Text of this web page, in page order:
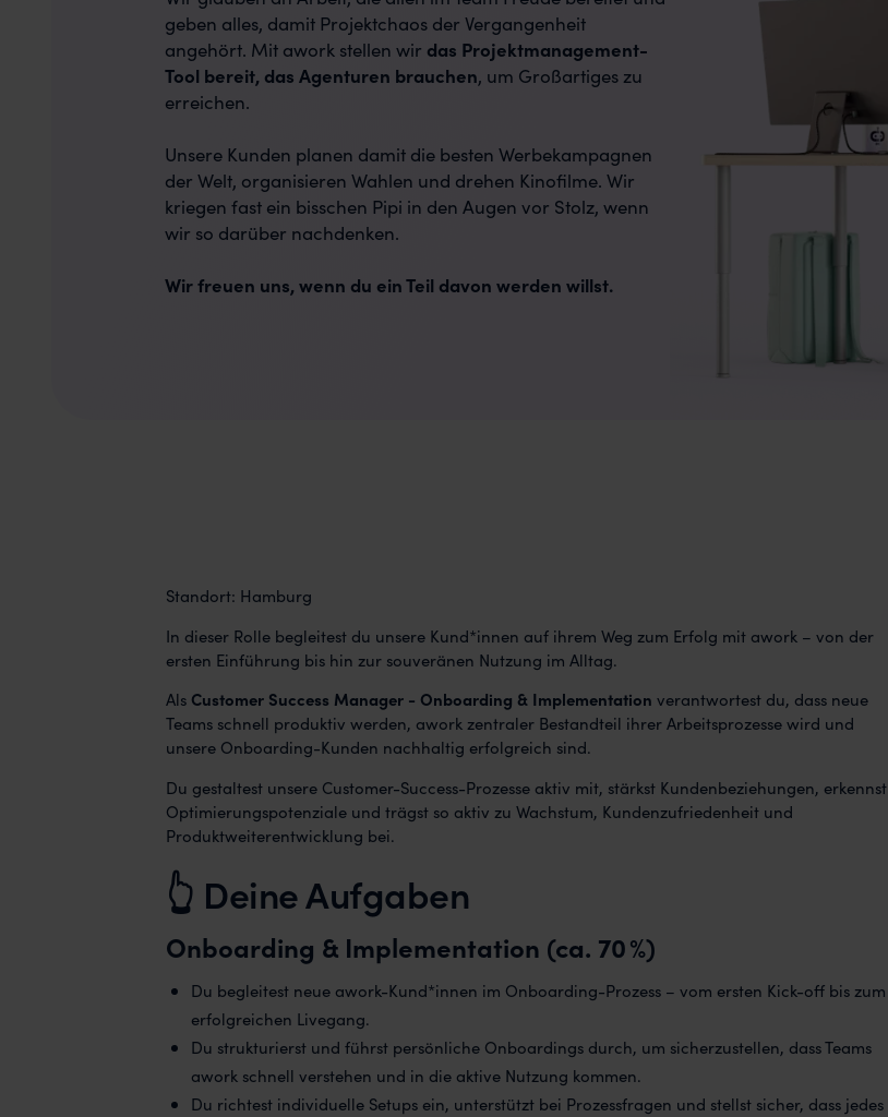
geben alles, damit Projektchaos der Vergangenheit
angehört. Mit awork stellen wir das Projektmanagement-
Tool bereit, das Agenturen brauchen, um Großartiges zu
erreichen.
Unsere Kunden planen damit die besten Werbekampagnen
der Welt, organisieren Wahlen und drehen Kinofilme. Wir
kriegen fast ein bisschen Pipi in den Augen vor Stolz, wenn
wir so darüber nachdenken.
Wir freuen uns, wenn du ein Teil davon werden willst.
Standort: Hamburg
In dieser Rolle begleitest du unsere Kund*innen auf ihrem Weg zum Erfolg mit awork – von der
ersten Einführung bis hin zur souveränen Nutzung im Alltag.
Als Customer Success Manager - Onboarding & Implementation verantwortest du, dass neue
Teams schnell produktiv werden, awork zentraler Bestandteil ihrer Arbeitsprozesse wird und
unsere Onboarding-Kunden nachhaltig erfolgreich sind.
Du gestaltest unsere Customer-Success-Prozesse aktiv mit, stärkst Kundenbeziehungen, erkennst
Optimierungspotenziale und trägst so aktiv zu Wachstum, Kundenzufriedenheit und
Produktweiterentwicklung bei.
👆 Deine Aufgaben
Onboarding & Implementation (ca. 70 %)
Du begleitest neue awork-Kund*innen im Onboarding-Prozess – vom ersten Kick-off bis zum
erfolgreichen Livegang.
Du strukturierst und führst persönliche Onboardings durch, um sicherzustellen, dass Teams
awork schnell verstehen und in die aktive Nutzung kommen.
Du richtest individuelle Setups ein, unterstützt bei Prozessfragen und stellst sicher, dass jedes